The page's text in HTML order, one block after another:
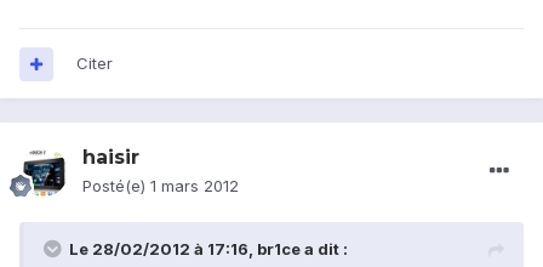
Citer
haisir
Posté(e) 1 mars 2012
Le 28/02/2012 à 17:16, br1ce a dit :